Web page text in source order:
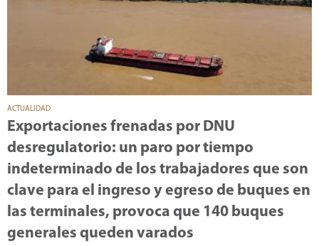
ACTUALIDAD
Exportaciones frenadas por DNU
desregulatorio: un paro por tiempo
indeterminado de los trabajadores que son
clave para el ingreso y egreso de buques en
las terminales, provoca que 140 buques
generales queden varados